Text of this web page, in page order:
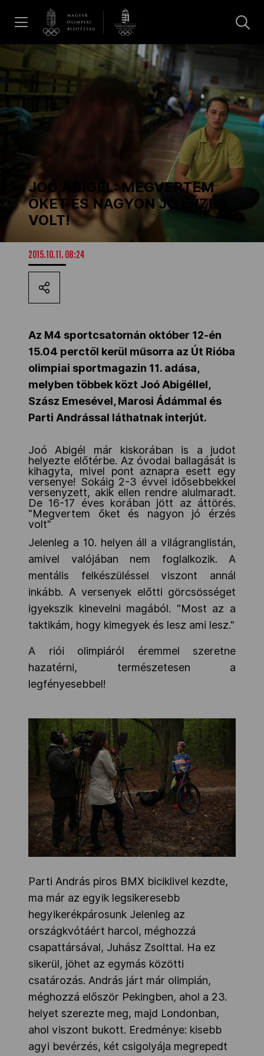
Hírek
Galéria
Dakar 2026
Los Angeles 2028
MOB
Kettőskarrier-program
NOB
Társszervezetek
OVEP
Adatbank
JOÓ ABIGÉL: MEGVERTEM
ŐKET ÉS NAGYON JÓ ÉRZÉS
VOLT!
2015.10.11. 08:24
Az M4 sportcsatornán október 12-én
15.04 perctől kerül műsorra az Út Rióba
olimpiai sportmagazin 11. adása,
melyben többek közt Joó Abigéllel,
Szász Emesével, Marosi Ádámmal és
Parti Andrással láthatnak interjút.
Joó Abigél már kiskorában is a judot
helyezte előtérbe. Az óvodai ballagását is
kihagyta, mivel pont aznapra esett egy
versenye! Sokáig 2-3 évvel idősebbekkel
versenyzett, akik ellen rendre alulmaradt.
De 16-17 éves korában jött az áttörés.
"Megvertem őket és nagyon jó érzés
volt"
Jelenleg a 10. helyen áll a világranglistán,
amivel valójában nem foglalkozik. A
mentális felkészüléssel viszont annál
inkább. A versenyek előtti görcsösséget
igyekszik kinevelni magából. "Most az a
taktikám, hogy kimegyek és lesz ami lesz."
A riói olimpiáról éremmel szeretne
hazatérni, természetesen a
legfényesebbel!
Parti András piros BMX biciklivel kezdte,
ma már az egyik legsikeresebb
hegyikerékpárosunk Jelenleg az
országkvótáért harcol, méghozzá
csapattársával, Juhász Zsolttal. Ha ez
sikerül, jöhet az egymás közötti
csatározás. András járt már olimpián,
méghozzá először Pekingben, ahol a 23.
helyet szerezte meg, majd Londonban,
ahol viszont bukott. Eredménye: kisebb
agyi bevérzés, két csigolyája megrepedt